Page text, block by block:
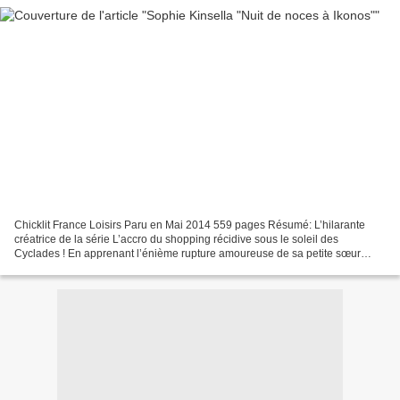
Chicklit France Loisirs Paru en Mai 2014 559 pages Résumé: L’hilarante
créatrice de la série L’accro du shopping récidive sous le soleil des
Cyclades ! En apprenant l’énième rupture amoureuse de sa petite sœur